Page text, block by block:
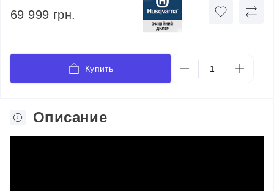
69 999 грн.
Купить
Описание